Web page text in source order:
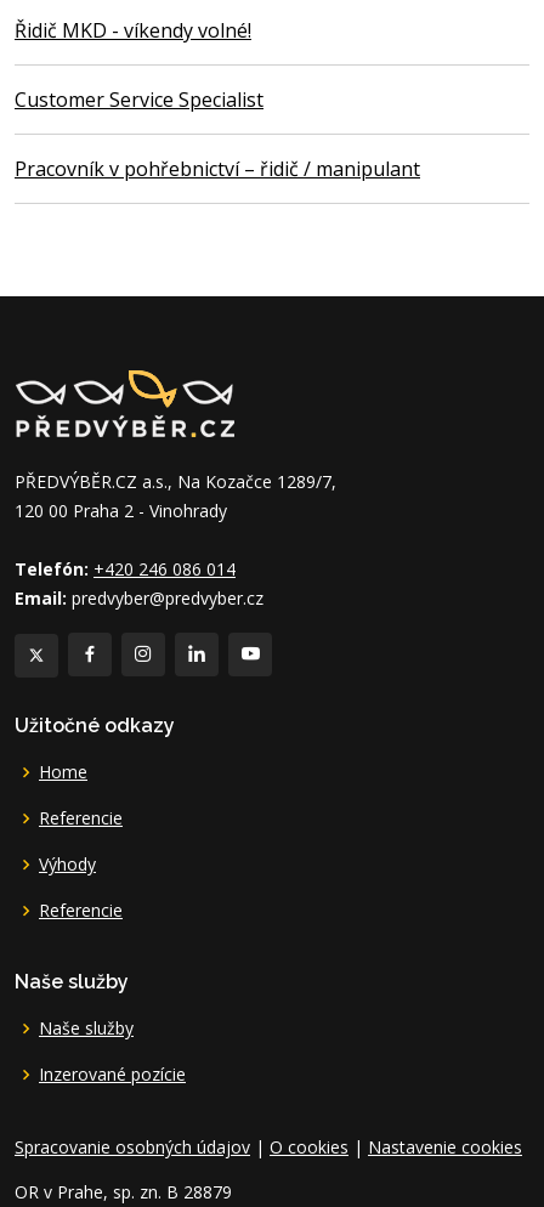
Řidič MKD - víkendy volné!
Customer Service Specialist
Pracovník v pohřebnictví – řidič / manipulant
PŘEDVÝBĚR.CZ a.s., Na Kozačce 1289/7,
120 00 Praha 2 - Vinohrady
Telefón: +420 246 086 014
Email: predvyber@predvyber.cz
Užitočné odkazy
Home
Referencie
Výhody
Referencie
Naše služby
Naše služby
Inzerované pozície
Spracovanie osobných údajov | O cookies | Nastavenie cookies
OR v Prahe, sp. zn. B 28879